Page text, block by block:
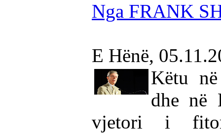
Nga FRANK
E Hënë,
Këtu
dhe në
vjetori i